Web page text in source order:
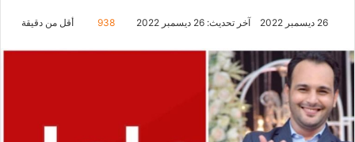
26 ديسمبر 2022 آخر تحديث: 26 ديسمبر 2022 938 أقل من دقيقة